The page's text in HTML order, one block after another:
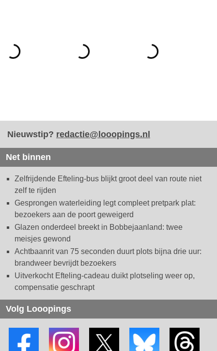
Nieuwstip? redactie@looopings.nl
Net binnen
Zelfrijdende Efteling-bus blijkt groot deel van route niet
zelf te rijden
Gesprongen waterleiding legt compleet pretpark plat:
bezoekers aan de poort geweigerd
Glazen onderdeel breekt in Bobbejaanland: twee
meisjes gewond
Achtbaanrit van 75 seconden duurt plots bijna drie uur:
brandweer bevrijdt bezoekers
Uitverkocht Efteling-cadeau duikt plotseling weer op,
compensatie geschrapt
Volg Looopings